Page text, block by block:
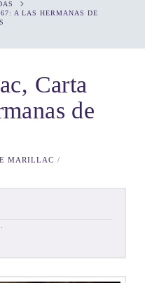
A LAS HERMANAS DE
Carta
de
MARILLAC